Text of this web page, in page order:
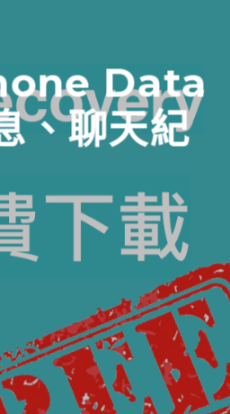
Data
、聊天紀